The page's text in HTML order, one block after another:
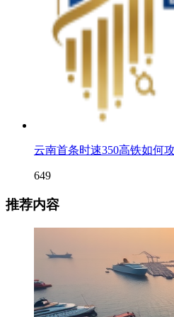
云南首条时速350高铁如何
649
推荐内容